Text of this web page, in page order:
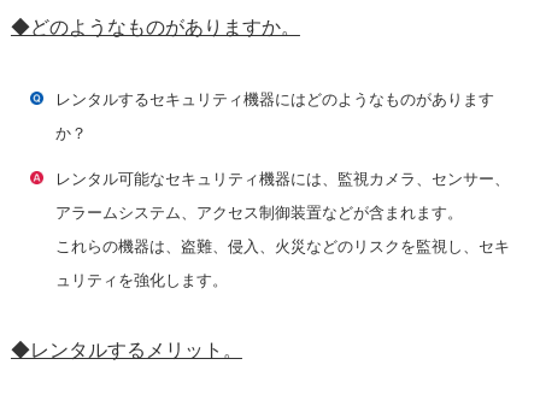
◆どのようなものがありますか。
レンタルするセキュリティ機器にはどのようなものがあります
か？
レンタル可能なセキュリティ機器には、監視カメラ、センサー、
アラームシステム、アクセス制御装置などが含まれます。
これらの機器は、盗難、侵入、火災などのリスクを監視し、セキ
ュリティを強化します。
◆レンタルするメリット。